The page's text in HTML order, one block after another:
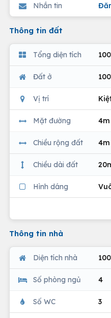
Nhắn tin
Thông tin đất
Tổng diện tích
Đất ở
Vị trí
Mặt đường 4m
Chiều rộng đất 4m
Chiều dài đất
Hình dáng
Thông tin nhà
Diện tích nhà
Số phòng ngủ 4
Số WC 3